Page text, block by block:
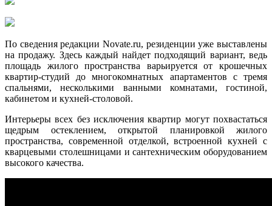
По сведения редакции Novate.ru, резиденции уже выставлены
на продажу. Здесь каждый найдет подходящий вариант, ведь
площадь жилого пространства варьируется от крошечных
квартир-студий до многокомнатных апартаментов с тремя
спальнями, несколькими ванными комнатами, гостиной,
кабинетом и кухней-столовой.
Интерьеры всех без исключения квартир могут похвастаться
щедрым остеклением, открытой планировкой жилого
пространства, современной отделкой, встроенной кухней с
кварцевыми столешницами и сантехническим оборудованием
высокого качества.